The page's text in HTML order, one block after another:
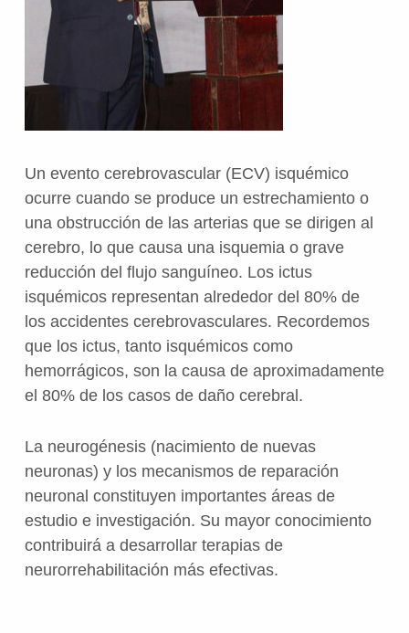
Un evento cerebrovascular (ECV) isquémico
ocurre cuando se produce un estrechamiento o
una obstrucción de las arterias que se dirigen al
cerebro, lo que causa una isquemia o grave
reducción del flujo sanguíneo. Los ictus
isquémicos representan alrededor del 80% de
los accidentes cerebrovasculares. Recordemos
que los ictus, tanto isquémicos como
hemorrágicos, son la causa de aproximadamente
el 80% de los casos de daño cerebral.
La neurogénesis (nacimiento de nuevas
neuronas) y los mecanismos de reparación
neuronal constituyen importantes áreas de
estudio e investigación. Su mayor conocimiento
contribuirá a desarrollar terapias de
neurorrehabilitación más efectivas.